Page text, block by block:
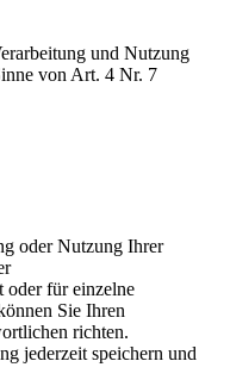
und Nutzung
von Art. 4 Nr. 7
oder Nutzung Ihrer
oder für einzelne
Sie Ihren
richten.
jederzeit speichern und